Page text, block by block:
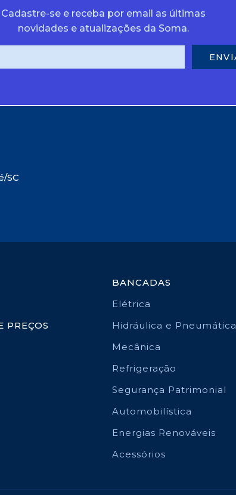
Cadastre-se e receba por email as últimas
novidades e atualizações da Soma.
SC
PREÇOS
BANCADAS
Elétrica
Hidráulica e Pneumática
Mecânica
Refrigeração
Segurança Patrimonial
Automobilística
Energias Renováveis
Acessórios